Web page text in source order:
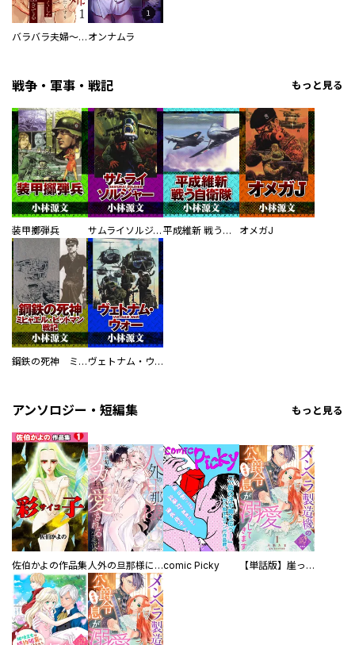
バラバラ夫婦～手足をなくした夫はまだ生きてる オンナムラ
戦争・軍事・戦記 もっと見る
装甲擲弾兵 サムライソルジャー SAMURAI SOLDIER 平成維新 戦う自衛隊 オメガJ
鋼鉄の死神 ミヒャエル・ビットマン戦記 ヴェトナム・ウォー VIETNAM WAR
アンソロジー・短編集 もっと見る
佐伯かよの作品集 人外の旦那様に娶られ毎晩ナカまで愛される…。アンソロジーcomic Picky 【単話版】崖っぷち令嬢ですが、意地と策略で幸せになります！シリーズ